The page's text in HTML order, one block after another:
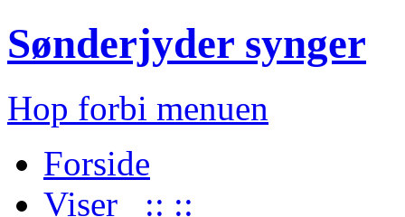
Sønderjyder synger
Hop forbi menuen
Forside
Viser :: ::